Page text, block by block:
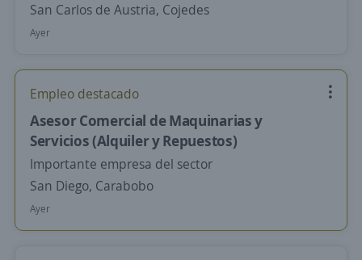
San Carlos de Austria, Cojedes
Ayer
Empleo destacado
Asesor Comercial de Maquinarias y
Servicios (Alquiler y Repuestos)
Importante empresa del sector
San Diego, Carabobo
Ayer